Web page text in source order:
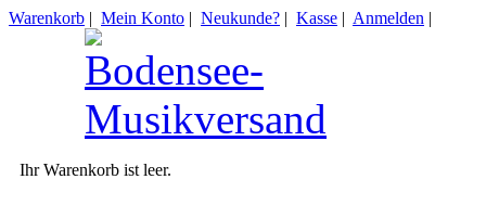
Warenkorb | Mein Konto | Neukunde? | Kasse | Anmelden |
Ihr Warenkorb ist leer.